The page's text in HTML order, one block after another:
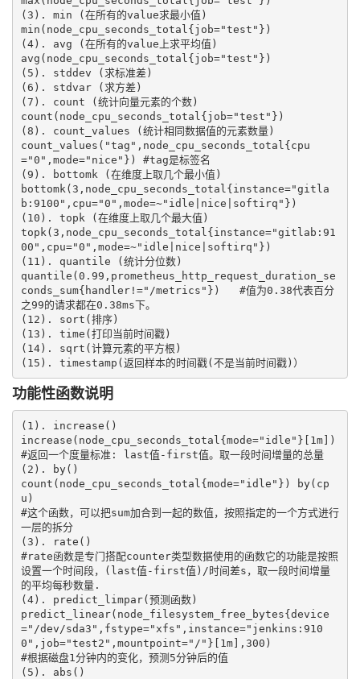
(3). min (在所有的value求最小值)
min(node_cpu_seconds_total{job="test"})
(4). avg (在所有的value上求平均值)
avg(node_cpu_seconds_total{job="test"})
(5). stddev (求标准差)
(6). stdvar (求方差)
(7). count (统计向量元素的个数)
count(node_cpu_seconds_total{job="test"})
(8). count_values (统计相同数据值的元素数量)
count_values("tag",node_cpu_seconds_total{cpu
="0",mode="nice"}) #tag是标签名
(9). bottomk (在维度上取几个最小值)
bottomk(3,node_cpu_seconds_total{instance="gitla
b:9100",cpu="0",mode=~"idle|nice|softirq"})
(10). topk (在维度上取几个最大值)
topk(3,node_cpu_seconds_total{instance="gitlab:91
00",cpu="0",mode=~"idle|nice|softirq"})
(11). quantile (统计分位数)
quantile(0.99,prometheus_http_request_duration_se
conds_sum{handler!="/metrics"})   #值为0.38代表百分
之99的请求都在0.38ms下。
(12). sort(排序)
(13). time(打印当前时间戳)
(14). sqrt(计算元素的平方根)
(15). timestamp(返回样本的时间戳(不是当前时间戳)）
功能性函数说明
(1). increase()
increase(node_cpu_seconds_total{mode="idle"}[1m])
#返回一个度量标准: last值-first值。取⼀段时间增量的总量
(2). by()
count(node_cpu_seconds_total{mode="idle"}) by(cp
u)
#这个函数，可以把sum加合到⼀起的数值，按照指定的⼀个⽅式进⾏
⼀层的拆分
(3). rate()
#rate函数是专门搭配counter类型数据使⽤的函数它的功能是按照
设置⼀个时间段，(last值-first值)/时间差s，取⼀段时间增量
的平均每秒数量.
(4). predict_limpar(预测函数)
predict_linear(node_filesystem_free_bytes{device
="/dev/sda3",fstype="xfs",instance="jenkins:910
0",job="test2",mountpoint="/"}[1m],300)
#根据磁盘1分钟内的变化，预测5分钟后的值
(5). abs()